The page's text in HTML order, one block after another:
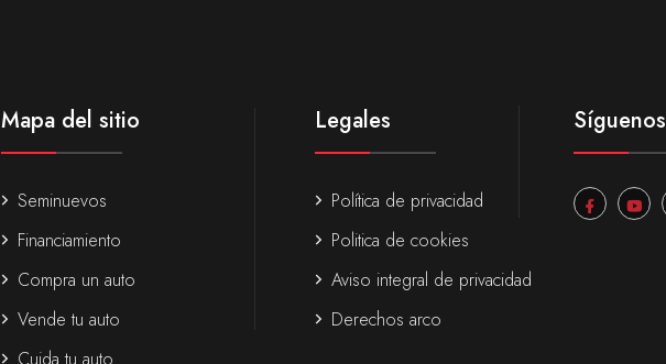
Mapa del sitio
Seminuevos
Financiamiento
Compra un auto
Vende tu auto
Legales
Política de privacidad
Politica de cookies
Aviso integral de privacidad
Derechos arco
Síguenos